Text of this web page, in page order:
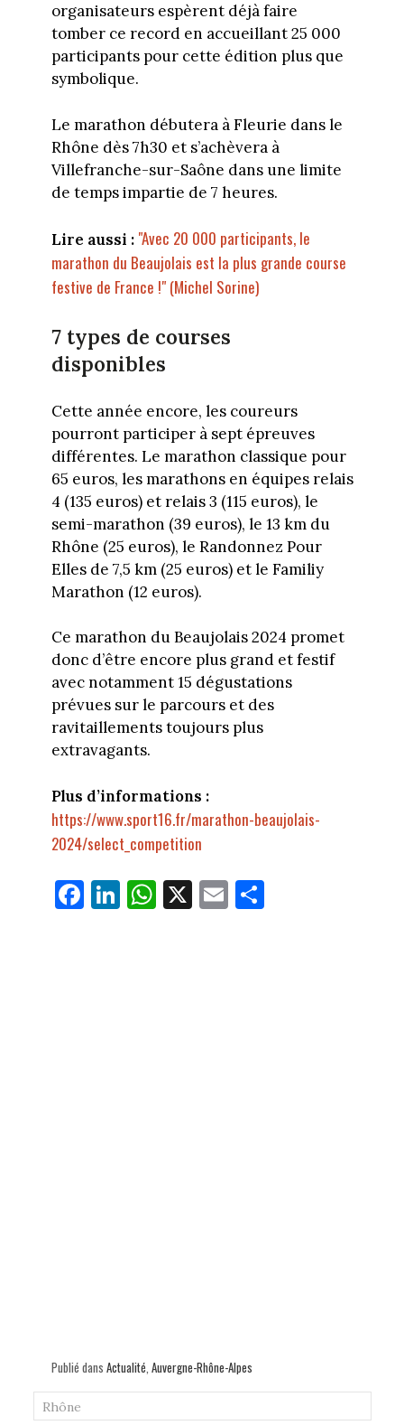
organisateurs espèrent déjà faire
tomber ce record en accueillant 25 000
participants pour cette édition plus que
symbolique.
Le marathon débutera à Fleurie dans le
Rhône dès 7h30 et s’achèvera à
Villefranche-sur-Saône dans une limite
de temps impartie de 7 heures.
Lire aussi : "Avec 20 000 participants, le
marathon du Beaujolais est la plus grande course
festive de France !" (Michel Sorine)
7 types de courses
disponibles
Cette année encore, les coureurs
pourront participer à sept épreuves
différentes. Le marathon classique pour
65 euros, les marathons en équipes relais
4 (135 euros) et relais 3 (115 euros), le
semi-marathon (39 euros), le 13 km du
Rhône (25 euros), le Randonnez Pour
Elles de 7,5 km (25 euros) et le Familiy
Marathon (12 euros).
Ce marathon du Beaujolais 2024 promet
donc d’être encore plus grand et festif
avec notamment 15 dégustations
prévues sur le parcours et des
ravitaillements toujours plus
extravagants.
Plus d’informations :
https://www.sport16.fr/marathon-beaujolais-
2024/select_competition
Fa
ce
Li
nk
W
ha
X E
m
Pa
Publié dans Actualité Auvergne-Rhône-Alpes
Rhône